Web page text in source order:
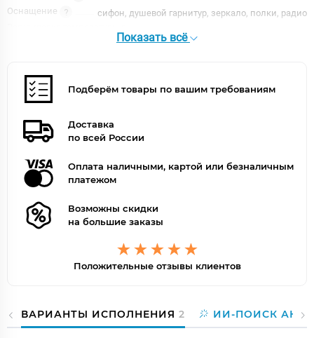
Оснащение
сифон, душевой гарнитур, зеркало, полки, радио
Дизайн
спереди
Цвет задней стенки
Цвет корпуса
Цвет профиля
Ориентация
Освещение
Показать всё
Подберём товары по вашим требованиям
Доставка
по всей России
Оплата наличными, картой или безналичным
платежом
Возможны скидки
на большие заказы
Положительные отзывы клиентов
ВАРИАНТЫ ИСПОЛНЕНИЯ 2 ИИ-ПОИСК